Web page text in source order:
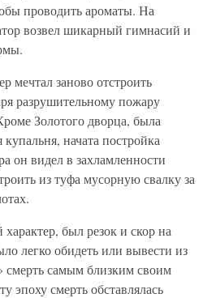
проводить ароматы. На
возвел шикарный гимнасий и
мечтал заново отстроить
разрушительному пожару
Золотого дворца, была
начата постройка
он видел в захламленности
из туфа мусорную свалку за
был резок и скор на
легко обидеть или вывести из
смерть самым близким своим
эпоху смерть обставлялась